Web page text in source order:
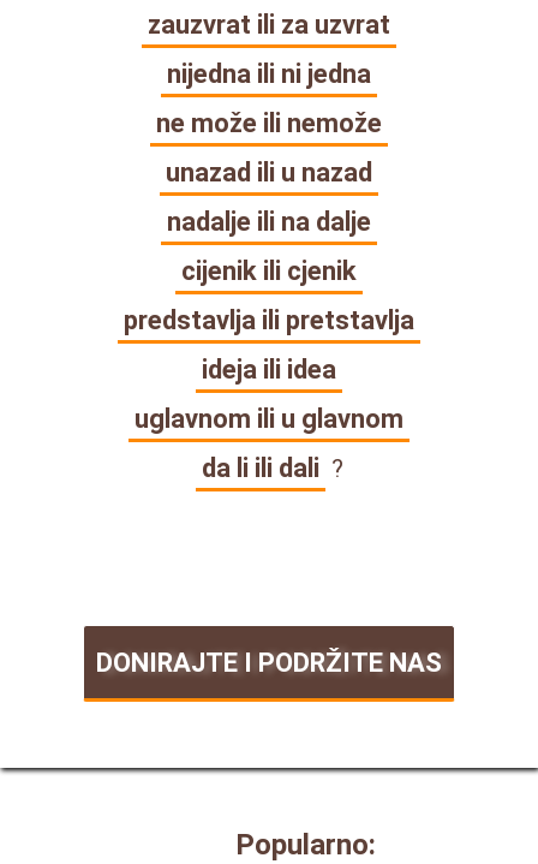
zauzvrat ili za uzvrat
nijedna ili ni jedna
ne može ili nemože
unazad ili u nazad
nadalje ili na dalje
cijenik ili cjenik
predstavlja ili pretstavlja
ideja ili idea
uglavnom ili u glavnom
da li ili dali ?
DONIRAJTE I PODRŽITE NAS
Popularno: